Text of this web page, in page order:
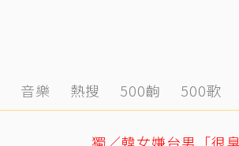
音樂 熱搜 500齣 500歌